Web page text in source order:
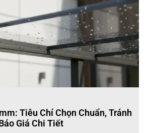
Tiêu Chí Chọn Chuẩn, Tránh
Giá Chi Tiết